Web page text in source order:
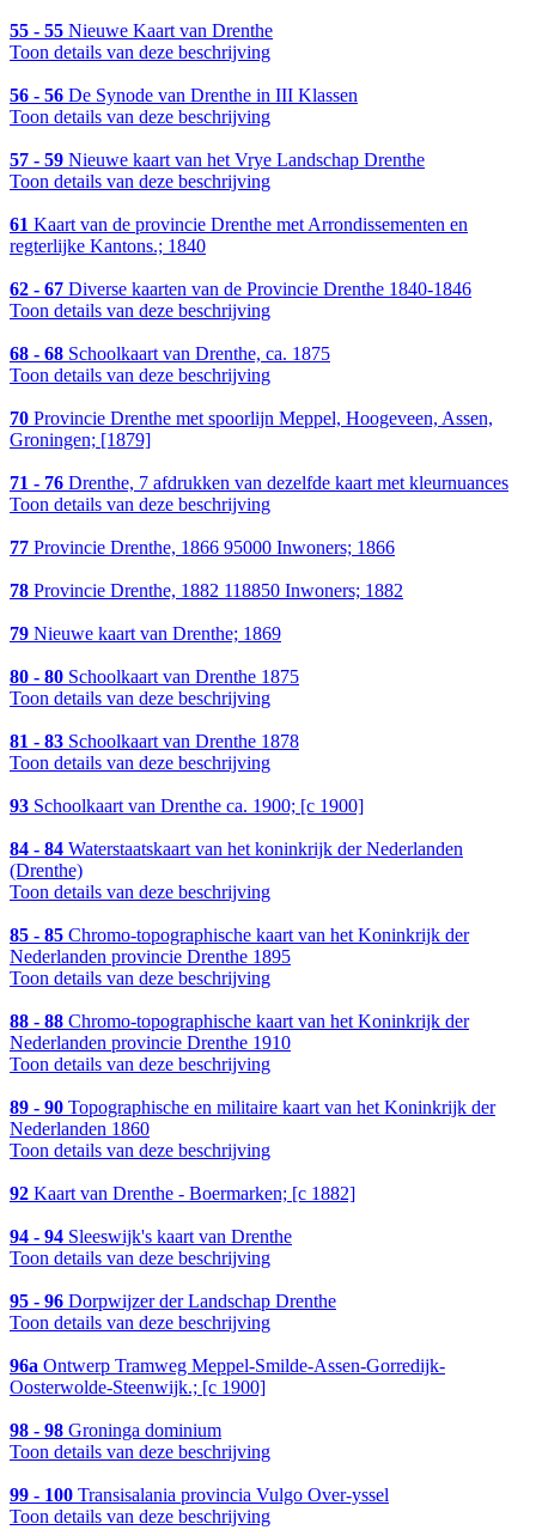
55 - 55 Nieuwe Kaart van Drenthe
Toon details van deze beschrijving
56 - 56 De Synode van Drenthe in III Klassen
Toon details van deze beschrijving
57 - 59 Nieuwe kaart van het Vrye Landschap Drenthe
Toon details van deze beschrijving
61 Kaart van de provincie Drenthe met Arrondissementen en
regterlijke Kantons.; 1840
62 - 67 Diverse kaarten van de Provincie Drenthe 1840-1846
Toon details van deze beschrijving
68 - 68 Schoolkaart van Drenthe, ca. 1875
Toon details van deze beschrijving
70 Provincie Drenthe met spoorlijn Meppel, Hoogeveen, Assen,
Groningen; [1879]
71 - 76 Drenthe, 7 afdrukken van dezelfde kaart met kleurnuances
Toon details van deze beschrijving
77 Provincie Drenthe, 1866 95000 Inwoners; 1866
78 Provincie Drenthe, 1882 118850 Inwoners; 1882
79 Nieuwe kaart van Drenthe; 1869
80 - 80 Schoolkaart van Drenthe 1875
Toon details van deze beschrijving
81 - 83 Schoolkaart van Drenthe 1878
Toon details van deze beschrijving
93 Schoolkaart van Drenthe ca. 1900; [c 1900]
84 - 84 Waterstaatskaart van het koninkrijk der Nederlanden
(Drenthe)
Toon details van deze beschrijving
85 - 85 Chromo-topographische kaart van het Koninkrijk der
Nederlanden provincie Drenthe 1895
Toon details van deze beschrijving
88 - 88 Chromo-topographische kaart van het Koninkrijk der
Nederlanden provincie Drenthe 1910
Toon details van deze beschrijving
89 - 90 Topographische en militaire kaart van het Koninkrijk der
Nederlanden 1860
Toon details van deze beschrijving
92 Kaart van Drenthe - Boermarken; [c 1882]
94 - 94 Sleeswijk's kaart van Drenthe
Toon details van deze beschrijving
95 - 96 Dorpwijzer der Landschap Drenthe
Toon details van deze beschrijving
96a Ontwerp Tramweg Meppel-Smilde-Assen-Gorredijk-
Oosterwolde-Steenwijk.; [c 1900]
98 - 98 Groninga dominium
Toon details van deze beschrijving
99 - 100 Transisalania provincia Vulgo Over-yssel
Toon details van deze beschrijving